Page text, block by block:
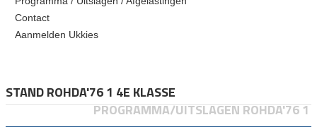
Contact
Aanmelden Ukkies
STAND ROHDA'76 1 4E KLASSE
PROGRAMMA/UITSLAGEN ROHDA'76 1